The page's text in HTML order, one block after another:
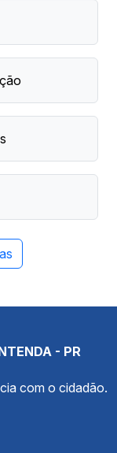
- PR
com o cidadão.